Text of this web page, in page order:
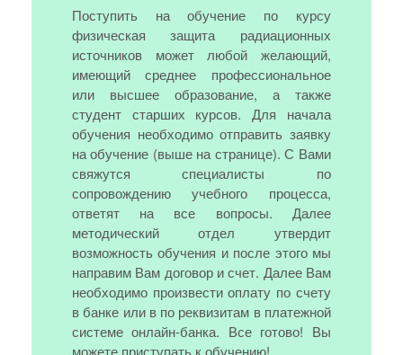
Поступить на обучение по курсу
физическая защита радиационных
источников может любой желающий,
имеющий среднее профессиональное
или высшее образование, а также
студент старших курсов. Для начала
обучения необходимо отправить заявку
на обучение (выше на странице). С Вами
свяжутся специалисты по
сопровождению учебного процесса,
ответят на все вопросы. Далее
методический отдел утвердит
возможность обучения и после этого мы
направим Вам договор и счет. Далее Вам
необходимо произвести оплату по счету
в банке или в по реквизитам в платежной
системе онлайн-банка. Все готово! Вы
можете приступать к обучению!